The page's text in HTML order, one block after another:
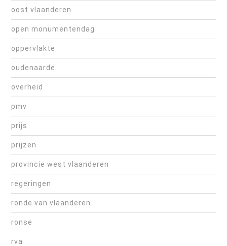
oost vlaanderen
open monumentendag
oppervlakte
oudenaarde
overheid
pmv
prijs
prijzen
provincie west vlaanderen
regeringen
ronde van vlaanderen
ronse
rva